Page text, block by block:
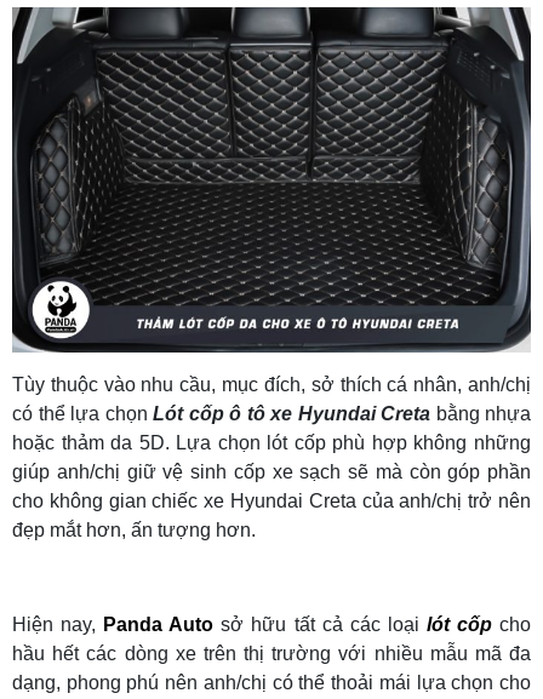
Tùy thuộc vào nhu cầu, mục đích, sở thích cá nhân, anh/chị
có thể lựa chọn Lót cốp ô tô xe Hyundai Creta bằng nhựa
hoặc thảm da 5D. Lựa chọn lót cốp phù hợp không những
giúp anh/chị giữ vệ sinh cốp xe sạch sẽ mà còn góp phần
cho không gian chiếc xe Hyundai Creta của anh/chị trở nên
đẹp mắt hơn, ấn tượng hơn.
Hiện nay, Panda Auto sở hữu tất cả các loại lót cốpcho
hầu hết các dòng xe trên thị trường với nhiều mẫu mã đa
dạng, phong phú nên anh/chị có thể thoải mái lựa chọn cho